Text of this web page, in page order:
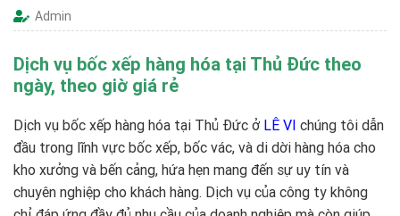
Admin
Dịch vụ bốc xếp hàng hóa tại Thủ Đức theo
ngày, theo giờ giá rẻ
Dịch vụ bốc xếp hàng hóa tại Thủ Đức ở LÊ VI chúng tôi dẫn
đầu trong lĩnh vực bốc xếp, bốc vác, và di dời hàng hóa cho
kho xưởng và bến cảng, hứa hẹn mang đến sự uy tín và
chuyên nghiệp cho khách hàng. Dịch vụ của công ty không